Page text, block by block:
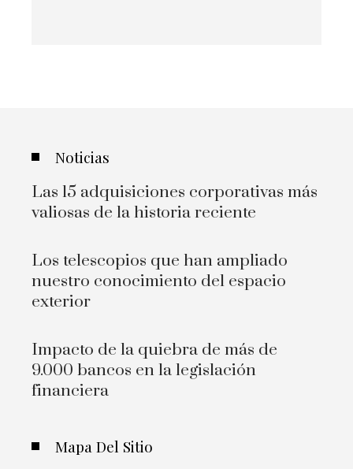
Noticias
Las 15 adquisiciones corporativas más
valiosas de la historia reciente
Los telescopios que han ampliado
nuestro conocimiento del espacio
exterior
Impacto de la quiebra de más de
9.000 bancos en la legislación
financiera
Mapa Del Sitio